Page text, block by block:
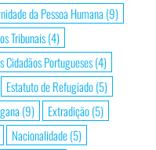
da Pessoa Humana (9)
Tribunais(4)
Cidadãos Portugueses(4)
Estatuto de Refugiado(5)
(9) Extradição(5)
Nacionalidade(5)